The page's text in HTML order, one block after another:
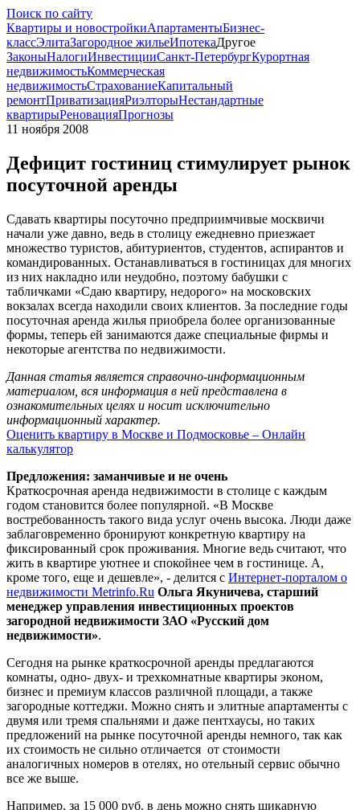
Поиск по сайту
Квартиры и новостройкиАпартаментыБизнес-
классЭлитаЗагородное жильеИпотекаДругое
ЗаконыНалогиИнвестицииСанкт-ПетербургКурортная
недвижимостьКоммерческая
недвижимостьСтрахованиеКапитальный
ремонтПриватизацияРиэлторыНестандартные
квартирыРеновацияПрогнозы
11 ноября 2008
Дефицит гостиниц стимулирует рынок
посуточной аренды
Сдавать квартиры посуточно предприимчивые москвичи
начали уже давно, ведь в столицу ежедневно приезжает
множество туристов, абитуриентов, студентов, аспирантов и
командированных. Останавливаться в гостиницах для многих
из них накладно или неудобно, поэтому бабушки с
табличками «Сдаю квартиру, недорого» на московских
вокзалах всегда находили своих клиентов. За последние годы
посуточная аренда жилья приобрела более организованные
формы, теперь ей занимаются даже специальные фирмы и
некоторые агентства по недвижимости.
Данная статья является справочно-информационным
материалом, вся информация в ней представлена в
ознакомительных целях и носит исключительно
информационный характер.
Оценить квартиру в Москве и Подмосковье – Онлайн
калькулятор
Предложения: заманчивые и не очень
Краткосрочная аренда недвижимости в столице с каждым
годом становится более популярной. «В Москве
востребованность такого вида услуг очень высока. Люди даже
заблаговременно бронируют конкретную квартиру на
фиксированный срок проживания. Многие ведь считают, что
жить в квартире уютнее и спокойнее чем в гостинице. А,
кроме того, еще и дешевле», - делится с Интернет-порталом о
недвижимости Metrinfo.Ru Ольга Якуничева, старший
менеджер управления инвестиционных проектов
загородной недвижимости ЗАО «Русский дом
недвижимости».
Сегодня на рынке краткосрочной аренды предлагаются
комнаты, одно- двух- и трехкомнатные квартиры эконом,
бизнес и премиум классов различной площади, а также
загородные коттеджи. Можно снять и элитные апартаменты с
двумя или тремя спальнями и даже пентхаусы, но таких
предложений на рынке посуточной аренды немного, так как
их стоимость не сильно отличается от стоимости
аналогичных номеров в отелях, но отельный сервис обычно
все же выше.
Например, за 15 000 руб. в день можно снять шикарную